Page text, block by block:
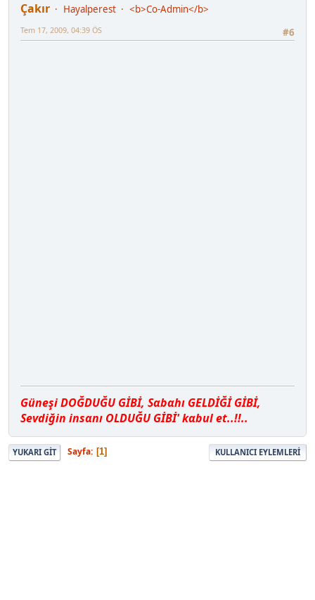
Çakır Hayalperest
<b>Co-Admin</b>
#6
Tem 17, 2009, 04:39 ÖS
Güneşi DOĞDUĞU GİBİ, Sαbαhı GELDİĞİ GİBİ,
Sevdiğin insαnı OLDUĞU GİBİ' kαbul et..!!..
YUKARI GIT Sayfa 1 KULLANICI EYLEMLERI